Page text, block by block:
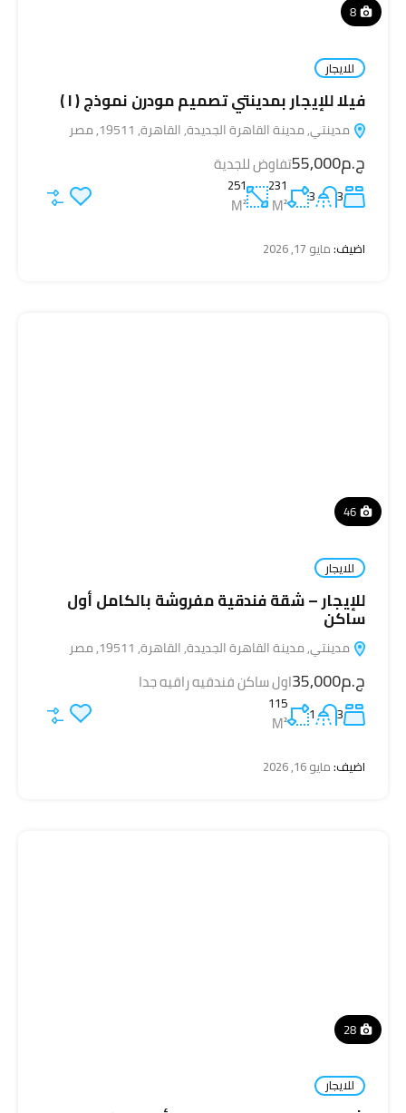
8
للايجار
فيلا للإيجار بمدينتي تصميم مودرن نموذج ( I )
مدينتي, مدينة القاهرة الجديدة, القاهرة, 19511, مصر
ج.م55,000 تفاوض للجدية
3
3
231
M²
251
M²
اضيف:مايو 17, 2026
46
للايجار
للإيجار – شقة فندقية مفروشة بالكامل أول
ساكن
مدينتي, مدينة القاهرة الجديدة, القاهرة, 19511, مصر
ج.م35,000 اول ساكن فندقيه راقيه جدا
3
1
115
M²
اضيف:مايو 16, 2026
28
للايجار